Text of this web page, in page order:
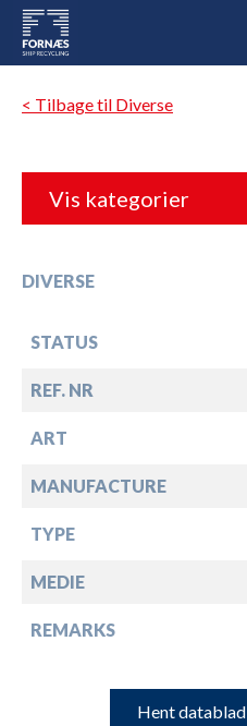
< Tilbage til Diverse
Vis kategorier
DIVERSE
STATUS
REF. NR
ART
MANUFACTURE
TYPE
MEDIE
REMARKS
Hent datablad